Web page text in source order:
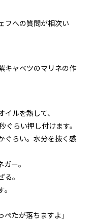
フへの質問が相次い
キャベツのマリネの作
イルを熱して、
らい押し付けます。
ぐらい。水分を抜く感
ー。
。
たが落ちますよ」